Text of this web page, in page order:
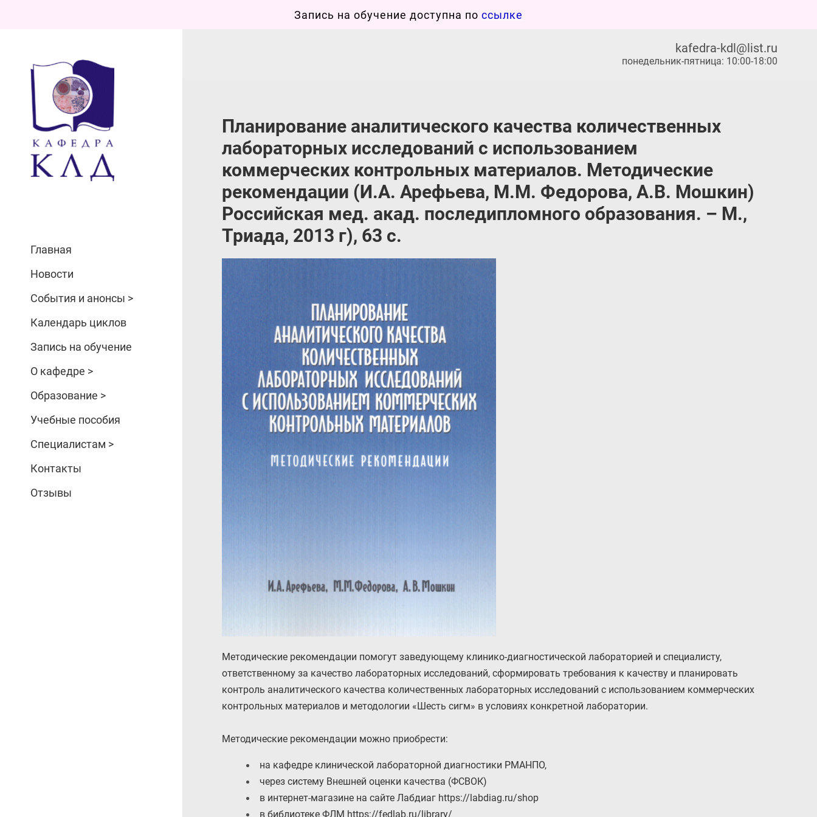
Запись на обучение доступна по ссылке
Главная
Новости
События и анонсы >
Календарь циклов
Запись на обучение
О кафедре >
Образование >
Учебные пособия
Специалистам >
Контакты
Отзывы
kafedra-kdl@list.ru
понедельник-пятница: 10:00-18:00
Планирование аналитического качества количественных
лабораторных исследований с использованием
коммерческих контрольных материалов. Методические
рекомендации (И.А. Арефьева, М.М. Федорова, А.В. Мошкин)
Российская мед. акад. последипломного образования. – М.,
Триада, 2013 г), 63 с.
Методические рекомендации помогут заведующему клинико-диагностической лабораторией и специалисту,
ответственному за качество лабораторных исследований, сформировать требования к качеству и планировать
контроль аналитического качества количественных лабораторных исследований с использованием коммерческих
контрольных материалов и методологии «Шесть сигм» в условиях конкретной лаборатории.
Методические рекомендации можно приобрести:
на кафедре клинической лабораторной диагностики РМАНПО,
через систему Внешней оценки качества (ФСВОК)
в интернет-магазине на сайте Лабдиаг https://labdiag.ru/shop
в библиотеке ФЛМ https://fedlab.ru/library/